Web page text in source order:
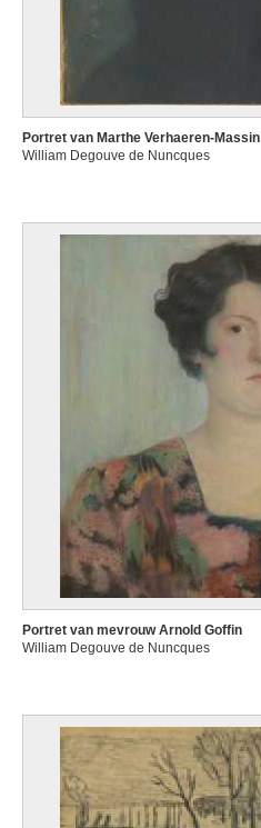
Portret van Marthe Verhaeren-Massin
William Degouve de Nuncques
Portret van mevrouw Arnold Goffin
William Degouve de Nuncques